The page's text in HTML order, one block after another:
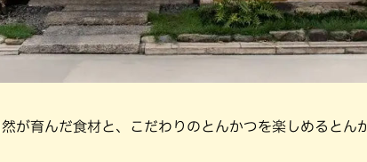
が育んだ食材と、こだわりのとんかつを楽しめるとん